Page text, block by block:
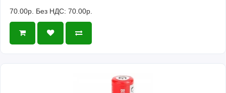
70.00р. Без НДС: 70.00р.